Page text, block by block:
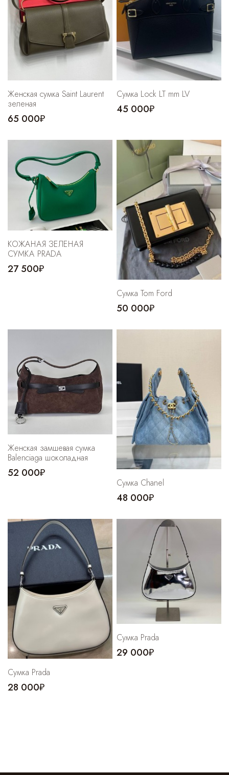
Женская сумка Saint Laurent
зеленая
65 000₽
Сумка Lock LT mm LV
45 000₽
КОЖАНАЯ ЗЕЛЕНАЯ
СУМКА PRADA
27 500₽
Сумка Tom Ford
50 000₽
Женская замшевая сумка
Balenciaga шоколадная
52 000₽
Сумка Chanel
48 000₽
Сумка Prada
28 000₽
Сумка Prada
29 000₽
Cпортивные брюки
Комбинезоны